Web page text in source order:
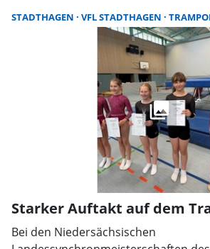
STADTHAGEN VFL STADTHAGEN
Starker Auftakt auf dem
Bei den Niedersächsischen